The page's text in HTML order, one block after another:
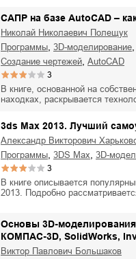
САПР на базе AutoCAD –
Николай Николаевич Полещук
программы
3D-моделирование
создание чертежей AutoCAD
3
В книге, основанной на
находках, раскрывается
3ds Max 2013. Лучший
Александр Викторович
программы
3DS Max 3D-
3
В книге описывается
2013. Подробно
Основы 3D-
КОМПАС-3D, SolidWorks,
Виктор Павлович Большаков